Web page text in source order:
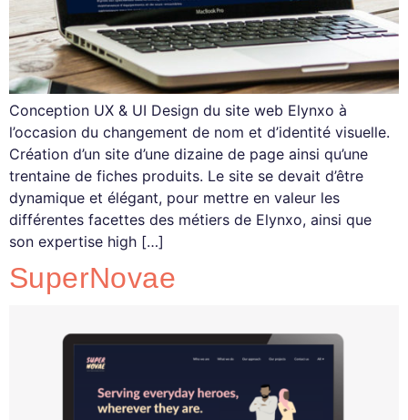
Conception UX & UI Design du site web Elynxo à
l’occasion du changement de nom et d’identité visuelle.
Création d’un site d’une dizaine de page ainsi qu’une
trentaine de fiches produits. Le site se devait d’être
dynamique et élégant, pour mettre en valeur les
différentes facettes des métiers de Elynxo, ainsi que
son expertise high […]
SuperNovae